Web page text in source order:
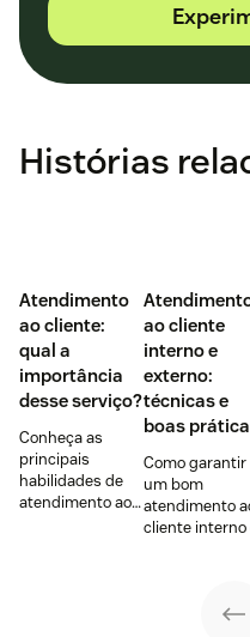
Histórias
Atendimento
ao cliente:
qual a
importância
desse serviço?
Conheça as
principais
habilidades de
atendimento ao
ao cliente
interno e
externo:
técnicas e
boas
Como garantir
um bom
atendimento
cliente interno
técnicas de